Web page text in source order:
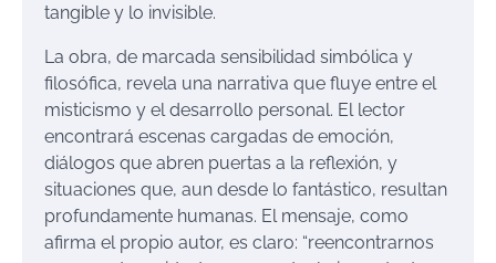
tangible y lo invisible​.
La obra, de marcada sensibilidad simbólica y
filosófica, revela una narrativa que fluye entre el
misticismo y el desarrollo personal. El lector
encontrará escenas cargadas de emoción,
diálogos que abren puertas a la reflexión, y
situaciones que, aun desde lo fantástico, resultan
profundamente humanas. El mensaje, como
afirma el propio autor, es claro: “reencontrarnos